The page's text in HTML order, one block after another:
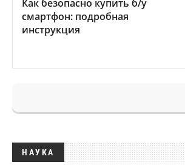
Как безопасно купить б/у
смартфон: подробная
инструкция
НАУКА